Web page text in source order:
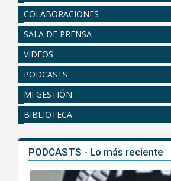
COLABORACIONES
SALA DE PRENSA
VIDEOS
PODCASTS
MI GESTIÓN
BIBLIOTECA
PODCASTS - Lo más reciente